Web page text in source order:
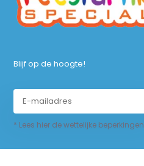
Blijf op de hoogte!
* Lees hier de wettelijke beperkingen